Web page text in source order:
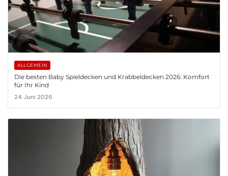
ALLGEMEIN
Die besten Baby Spieldecken und Krabbeldecken 2026: Komfort
für Ihr Kind
24. Juni 2026